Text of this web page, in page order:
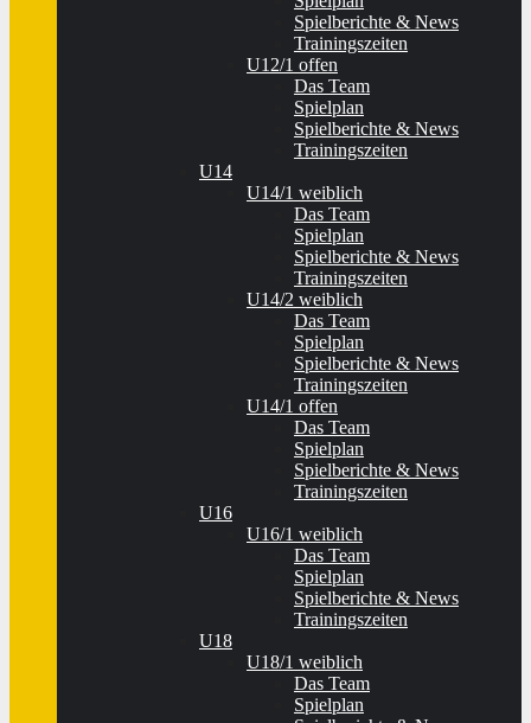
Spielberichte & News
Trainingszeiten
U12/1 offen
Das Team
Spielplan
Spielberichte & News
Trainingszeiten
U14
U14/1 weiblich
Das Team
Spielplan
Spielberichte & News
Trainingszeiten
U14/2 weiblich
Das Team
Spielplan
Spielberichte & News
Trainingszeiten
U14/1 offen
Das Team
Spielplan
Spielberichte & News
Trainingszeiten
U16
U16/1 weiblich
Das Team
Spielplan
Spielberichte & News
Trainingszeiten
U18
U18/1 weiblich
Das Team
Spielplan